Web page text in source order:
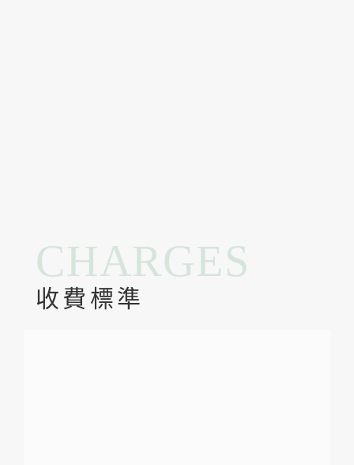
CHARGES
收費標準